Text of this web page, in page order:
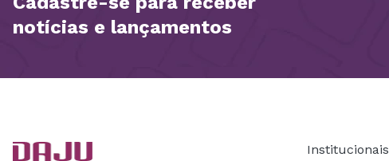
notícias e lançamentos
Institucionais